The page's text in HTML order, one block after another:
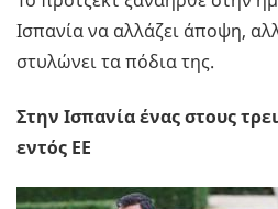
Ισπανία να αλλάζει άποψη,
στυλώνει τα πόδια της.
Στην Ισπανία ένας στους
εντός ΕΕ